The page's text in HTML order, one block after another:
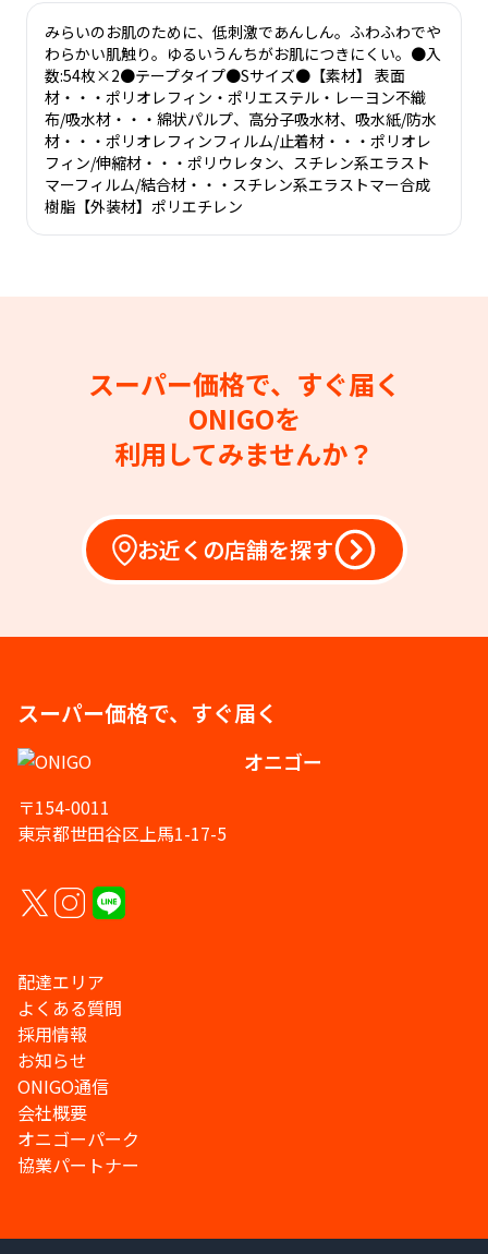
みらいのお肌のために、低刺激であんしん。ふわふわでや
わらかい肌触り。ゆるいうんちがお肌につきにくい。●入
数:54枚×2●テープタイプ●Sサイズ●【素材】 表面
材・・・ポリオレフィン・ポリエステル・レーヨン不織
布/吸水材・・・綿状パルプ、高分子吸水材、吸水紙/防水
材・・・ポリオレフィンフィルム/止着材・・・ポリオレ
フィン/伸縮材・・・ポリウレタン、スチレン系エラスト
マーフィルム/結合材・・・スチレン系エラストマー合成
樹脂【外装材】ポリエチレン
スーパー価格で、すぐ届く
ONIGOを
利用してみませんか？
お近くの店舗を探す
スーパー価格で、すぐ届く
オニゴー
〒154-0011
東京都世田谷区上馬1-17-5
配達エリア
よくある質問
採用情報
お知らせ
ONIGO通信
会社概要
オニゴーパーク
協業パートナー